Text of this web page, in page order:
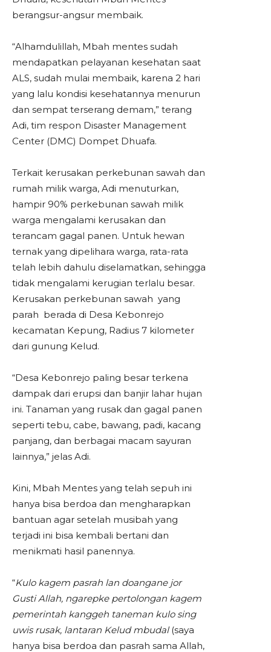
berangsur-angsur membaik.
“Alhamdulillah, Mbah mentes sudah
mendapatkan pelayanan kesehatan saat
ALS, sudah mulai membaik, karena 2 hari
yang lalu kondisi kesehatannya menurun
dan sempat terserang demam,” terang
Adi, tim respon Disaster Management
Center (DMC) Dompet Dhuafa.
Terkait kerusakan perkebunan sawah dan
rumah milik warga, Adi menuturkan,
hampir 90% perkebunan sawah milik
warga mengalami kerusakan dan
terancam gagal panen. Untuk hewan
ternak yang dipelihara warga, rata-rata
telah lebih dahulu diselamatkan, sehingga
tidak mengalami kerugian terlalu besar.
Kerusakan perkebunan sawah yang
parah berada di Desa Kebonrejo
kecamatan Kepung, Radius 7 kilometer
dari gunung Kelud.
“Desa Kebonrejo paling besar terkena
dampak dari erupsi dan banjir lahar hujan
ini. Tanaman yang rusak dan gagal panen
seperti tebu, cabe, bawang, padi, kacang
panjang, dan berbagai macam sayuran
lainnya,” jelas Adi.
Kini, Mbah Mentes yang telah sepuh ini
hanya bisa berdoa dan mengharapkan
bantuan agar setelah musibah yang
terjadi ini bisa kembali bertani dan
menikmati hasil panennya.
“Kulo kagem pasrah lan doangane jor
Gusti Allah, ngarepke pertolongan kagem
pemerintah kanggeh taneman kulo sing
uwis rusak, lantaran Kelud mbudal (saya
hanya bisa berdoa dan pasrah sama Allah,